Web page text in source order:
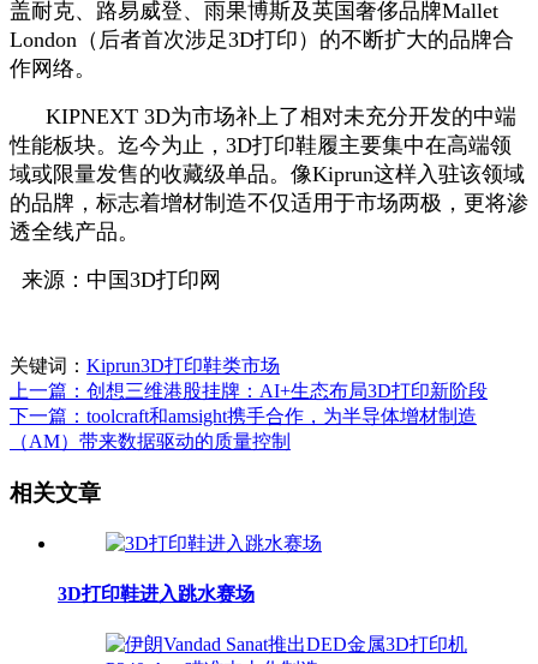
盖耐克、路易威登、雨果博斯及英国奢侈品牌Mallet
London（后者首次涉足3D打印）的不断扩大的品牌合
作网络。
KIPNEXT 3D为市场补上了相对未充分开发的中端
性能板块。迄今为止，3D打印鞋履主要集中在高端领
域或限量发售的收藏级单品。像Kiprun这样入驻该领域
的品牌，标志着增材制造不仅适用于市场两极，更将渗
透全线产品。
来源：中国3D打印网
关键词： Kiprun3D打印鞋类市场
上一篇：创想三维港股挂牌：AI+生态布局3D打印新阶段
下一篇：toolcraft和amsight携手合作，为半导体增材制造
（AM）带来数据驱动的质量控制
相关文章
3D打印鞋进入跳水赛场